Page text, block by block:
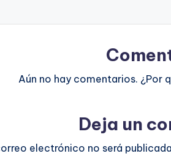
Aún no hay comentarios. ¿Por
Deja un
electrónico no será